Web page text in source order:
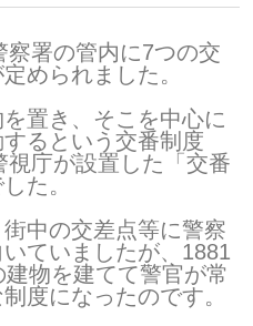
年4月
4 5 6 7
11 12 13 14
25 26 27 28
察署の管内に7つの交
められました。
置き、そこを中心に
るという交番制度
視庁が設置した「交番
た。
中の交差点等に警察
ていましたが、1881
物を建てて警官が常
度になったのです。